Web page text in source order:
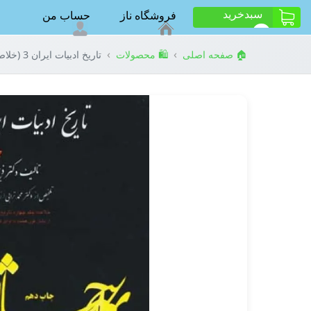
سبد‌خرید فروشگاه ناز حساب من
🏠 صفحه اصلی › 🛍️ محصولات › تاریخ ادبیات ایران 3 (خلاصه جلد چهارم)